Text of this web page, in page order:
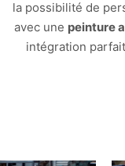
la possibilité de
avec une peinture
intégration